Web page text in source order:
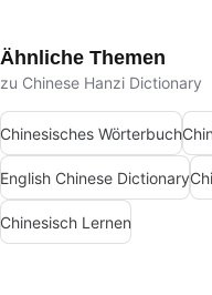
Ähnliche Themen
zu Chinese Hanzi Dictionary
Chinesisches Wörterbuch
English Chinese Dictionary
Chinesisch Lernen